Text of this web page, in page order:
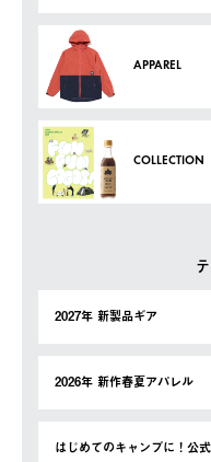
APPAREL
COLLECTION
2027年 新製品ギア
2026年 新作春夏アパレル
はじめてのキャンプに！公